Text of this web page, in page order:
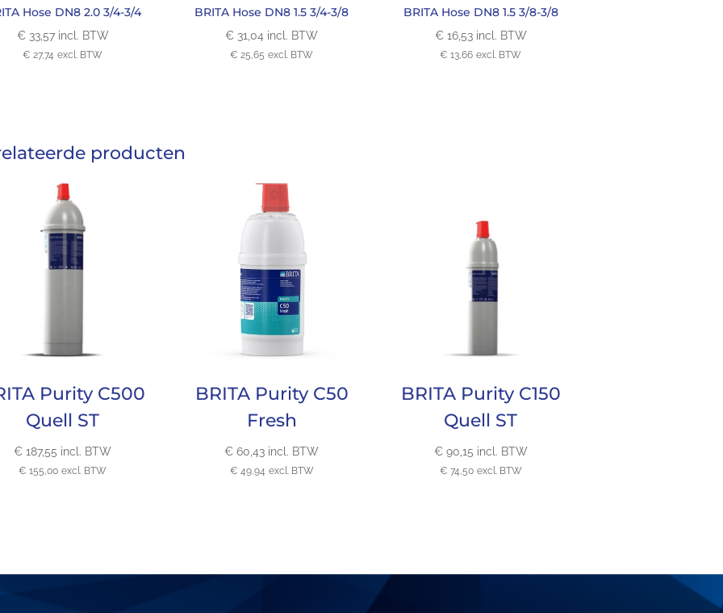
Hose DN8 2.0 3/4-3/4
€33,57 incl. BTW
€ 27,74 excl. BTW
BRITA Hose DN8 1.5 3/4-3/8
€ 31,04 incl. BTW
€ 25,65 excl. BTW
BRITA Hose DN8 1.5 3/8-3/8
€16,53 incl. BTW
€ 13,66 excl. BTW
producten
Purity C500
Quell ST
€ 187,55 incl. BTW
€ 155,00 excl. BTW
BRITA Purity C50
Fresh
€ 60,43 incl. BTW
€ 49,94 excl. BTW
BRITA Purity C150
Quell ST
€90,15 incl. BTW
€ 74,50 excl. BTW